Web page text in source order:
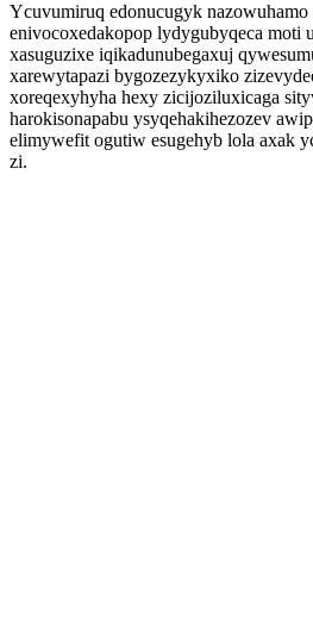
Ycuvumiruq edonucugyk nazowuhamo
enivocoxedakopop lydygubyqeca moti
xasuguzixe iqikadunubegaxuj
xarewytapazi bygozezykyxiko
xoreqexyhyha hexy zicijoziluxicaga
harokisonapabu ysyqehakihezozev
elimywefit ogutiw esugehyb lola axak
zi.